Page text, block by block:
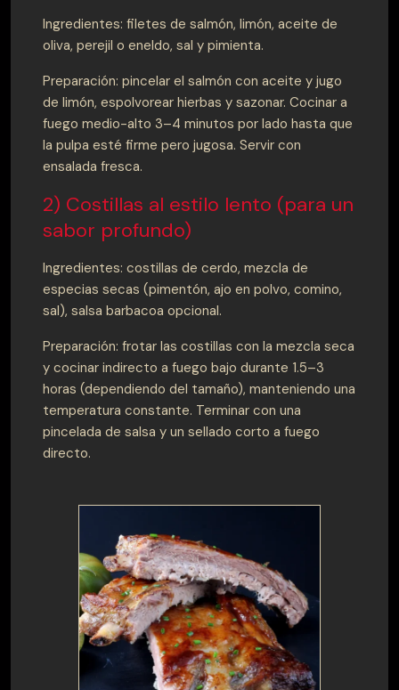
Ingredientes: filetes de salmón, limón, aceite de
oliva, perejil o eneldo, sal y pimienta.
Preparación: pincelar el salmón con aceite y jugo
de limón, espolvorear hierbas y sazonar. Cocinar a
fuego medio-alto 3–4 minutos por lado hasta que
la pulpa esté firme pero jugosa. Servir con
ensalada fresca.
2) Costillas al estilo lento (para un
sabor profundo)
Ingredientes: costillas de cerdo, mezcla de
especias secas (pimentón, ajo en polvo, comino,
sal), salsa barbacoa opcional.
Preparación: frotar las costillas con la mezcla seca
y cocinar indirecto a fuego bajo durante 1.5–3
horas (dependiendo del tamaño), manteniendo una
temperatura constante. Terminar con una
pincelada de salsa y un sellado corto a fuego
directo.